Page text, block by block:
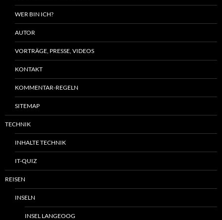
WER BIN ICH?
AUTOR
VORTRÄGE, PRESSE, VIDEOS
KONTAKT
KOMMENTAR-REGELN
SITEMAP
TECHNIK
INHALTE TECHNIK
IT-QUIZ
REISEN
INSELN
INSEL LANGEOOG